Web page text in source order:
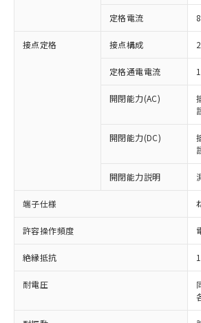
定格電流
接点定格 接点構成
定格通電電流
開閉能力(AC)
開閉能力(DC)
開閉能力説明
端子仕様
許容操作頻度
絶縁抵抗
耐電圧
ご利用条件
以下の条件をお読みいただき、
本サービスは、当社制御
(税抜)を提供させていた
当社制御機器事業取扱商
本サービスの対象外とな
在庫状況および標準価格
記載している更新日時点
タに基づき作成されるも
覧された時点での実際の
準価格とは異なる場合が
対応済み：EU RoHS指令（
非含有に対応した製品が提供可
対応予定：EU RoHS指令（10物
有に対応した製品に切り替える
対応予定なし：EU RoHS指令
非含有に非対応の商品で、対応
調査・確認中：EU RoHS指令
非含有の対応状況を調査中また
非該当品：ライセンス料など無
仕入先様の事情により、非含有
いたものが、含有品と判明した
むを得ず変更することがありま
鉛(Pb) 1000ppm以下、 水銀(Hg)
六価クロム(Cr(Ⅵ)) 1000ppm以下、ポリ
類(PBB) 1000ppm以下、ポリ臭化ジフ
(PBDE) 1000ppm以下、フタル酸ビス(2-
「○」：最大均質材料含有率が
基準値以下であることを示しま
「×」：最大均質材料含有率が
「－」：未確認です。当社販売
い合わせください。
*中国RoHS10物質の基準値 (GB/T26572)
Pb(鉛) :1000ppm、 Hg(水銀) :
Cr(Ⅵ)(六価クロム) : 1000ppm、 PBBs(
当社は、これら貴社製品
為替および外国貿易法に
（以下｢規制貨物等」とい
または国外への提供する
国政府の輸出許可(または
可)を取得するなどの必要